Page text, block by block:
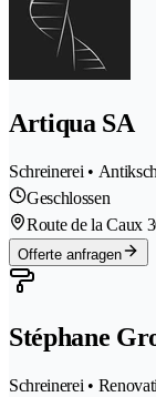
Artiqua SA
Schreinerei •
Geschlossen
Route de la Caux
Offerte anfragen
Stéphane
Schreinerei •